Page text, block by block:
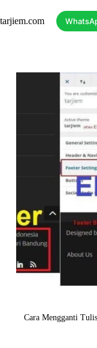
content
tarjiem.com
Cara Mengganti